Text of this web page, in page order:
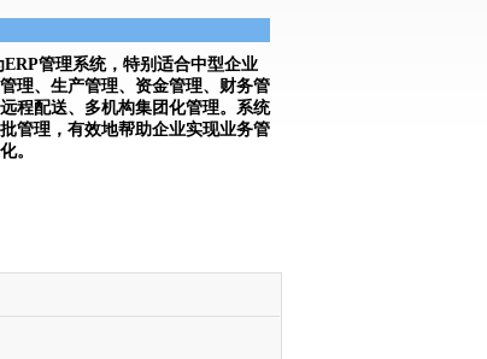
ERP管理系统，特别适合中型企业
理、生产管理、资金管理、财务管
程配送、多机构集团化管理。系统
管理，有效地帮助企业实现业务管
。